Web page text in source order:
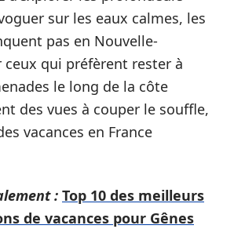
sur les eaux calmes, les
pas en Nouvelle-
qui préfèrent rester à
le long de la côte
des vues à couper le souffle,
vacances en France
: Top 10 des meilleurs
de vacances pour Gênes